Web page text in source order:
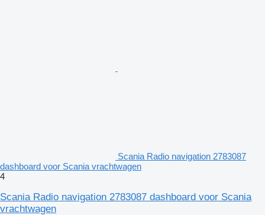
Scania Radio navigation 2783087
dashboard voor Scania vrachtwagen
4
Scania Radio navigation 2783087 dashboard voor Scania
vrachtwagen